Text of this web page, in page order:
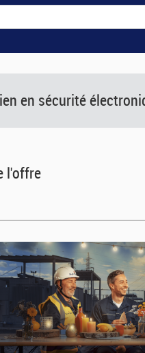
en sécurité
l'offre